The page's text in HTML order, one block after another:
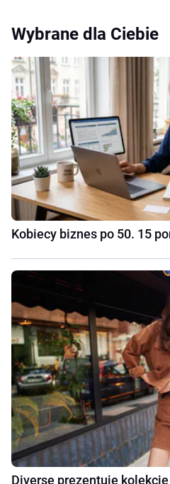
Wybrane dla Ciebie
Kobiecy biznes po 50. 15
Diverse prezentuje